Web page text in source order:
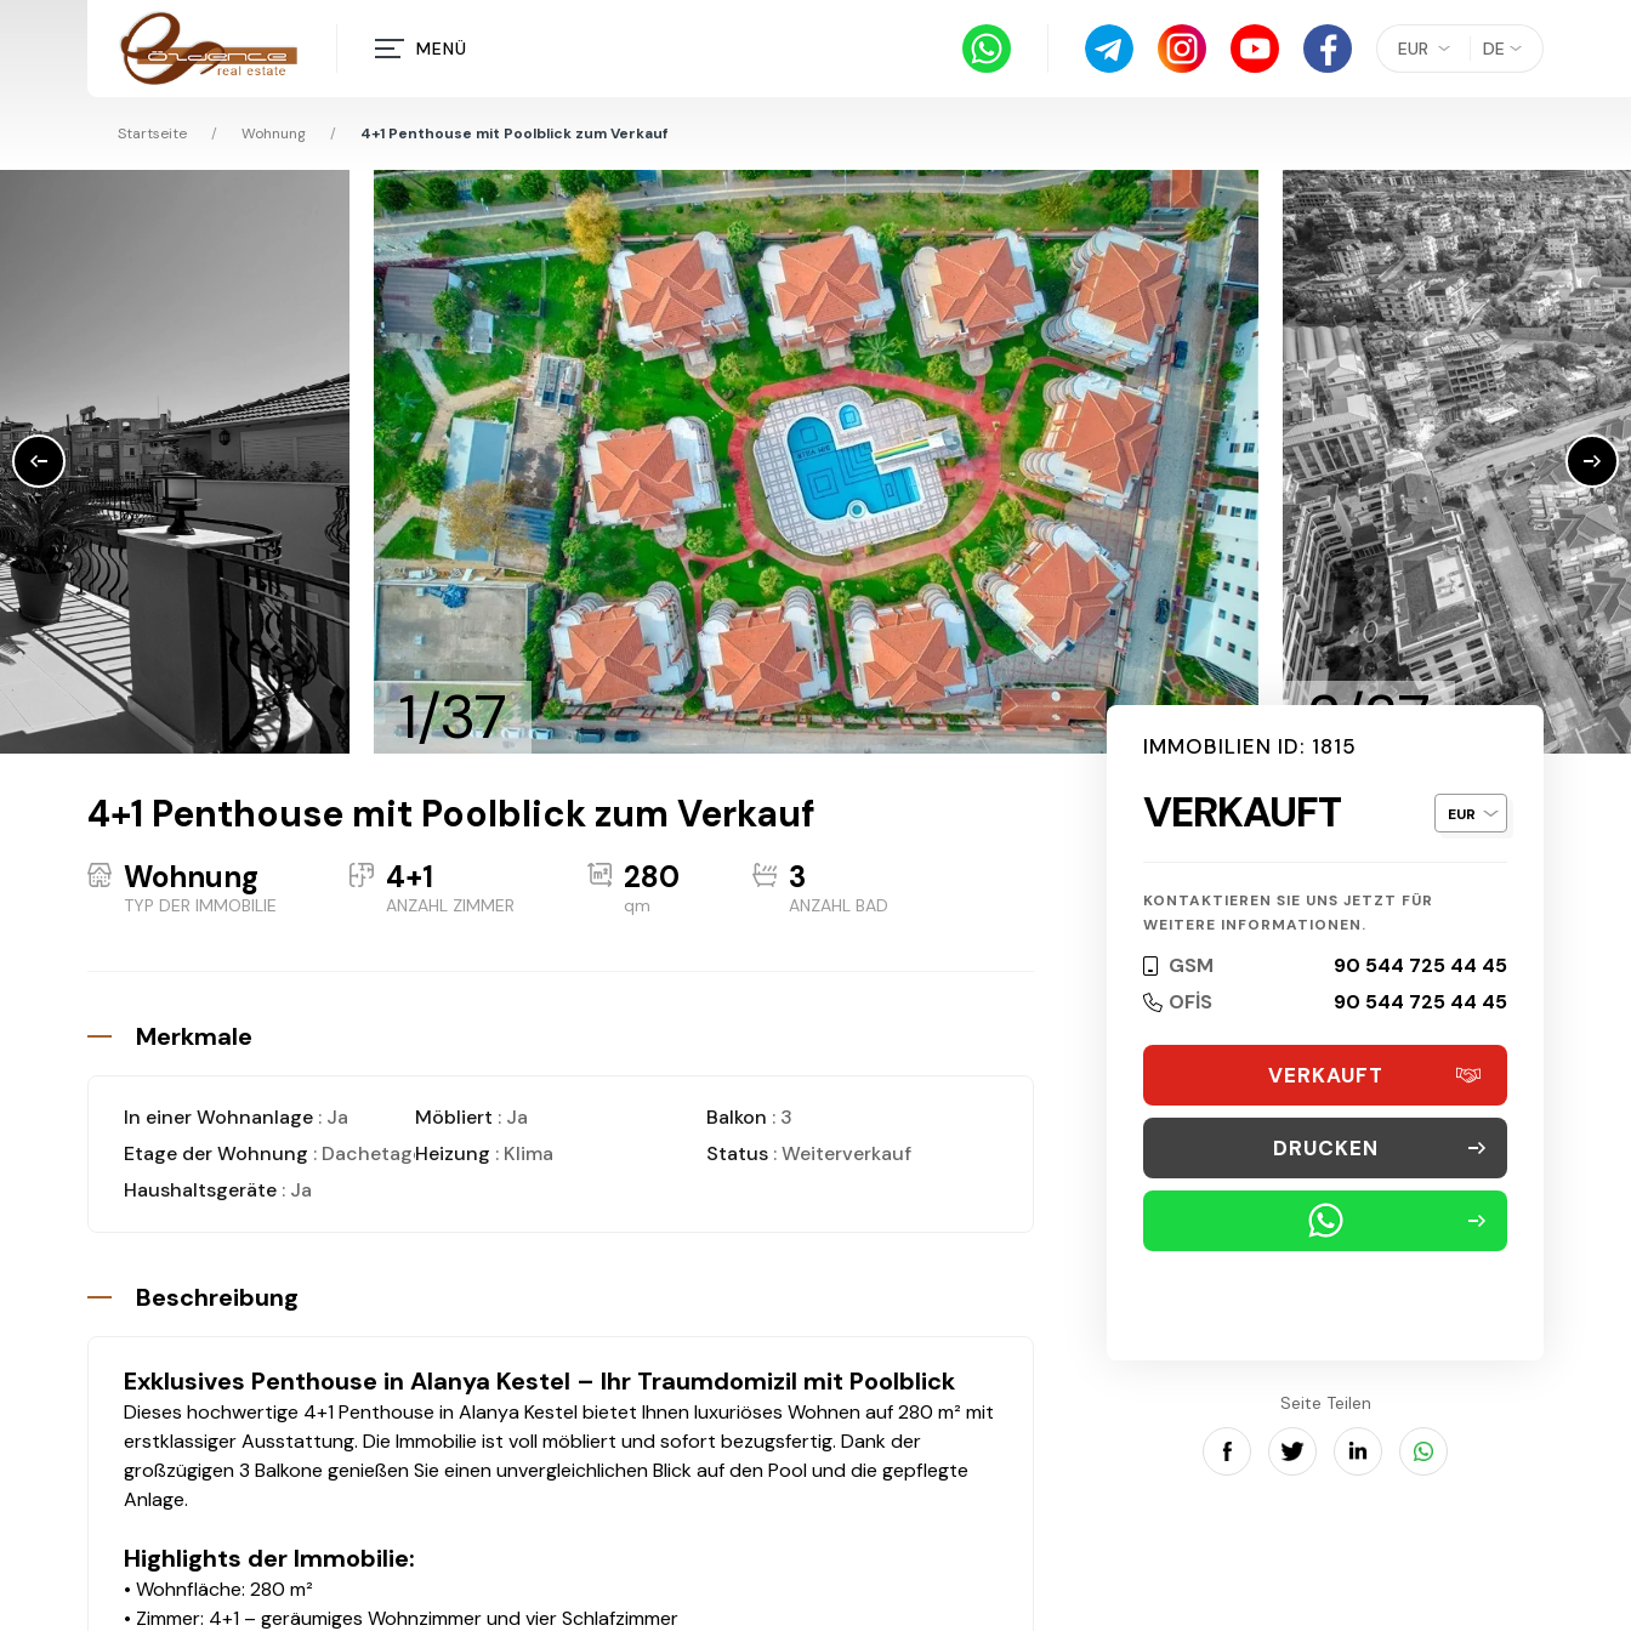
MENÜ DE
EUR
Startseite / Wohnung / 4+1 Penthouse mit Poolblick zum Verkauf
1/37 2/37
IMMOBILIEN ID: 1815
VERKAUFT
KONTAKTIEREN SIE UNS JETZT FÜR
WEITERE INFORMATIONEN.
GSM
90 544 725 44 45
OFİS
90 544 725 44 45
VERKAUFT
DRUCKEN
Seite Teilen
4+1 Penthouse mit Poolblick zum Verkauf
Wohnung
TYP DER IMMOBILIE
4+1
ANZAHL ZIMMER
280
qm
3
ANZAHL BAD
Merkmale
In einer Wohnanlage : Ja Möbliert : Ja Balkon : 3
Etage der Wohnung : DachetageHeizung : Klima Status : Weiterverkauf
Haushaltsgeräte : Ja
Beschreibung
Exklusives Penthouse in Alanya Kestel – Ihr Traumdomizil mit Poolblick
Dieses hochwertige 4+1 Penthouse in Alanya Kestel bietet Ihnen luxuriöses Wohnen auf 280 m² mit
erstklassiger Ausstattung. Die Immobilie ist voll möbliert und sofort bezugsfertig. Dank der
großzügigen 3 Balkone genießen Sie einen unvergleichlichen Blick auf den Pool und die gepflegte
Anlage.
Highlights der Immobilie:
• Wohnfläche: 280 m²
• Zimmer: 4+1 – geräumiges Wohnzimmer und vier Schlafzimmer